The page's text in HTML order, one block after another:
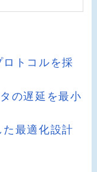
トコルを採
の遅延を最小
最適化設計